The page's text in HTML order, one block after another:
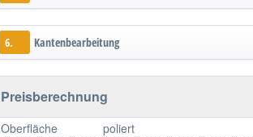
6. Kantenbearbeitung
Preisberechnung
Oberfläche poliert